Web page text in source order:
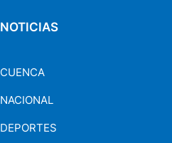
NOTICIAS
CUENCA
NACIONAL
DEPORTES